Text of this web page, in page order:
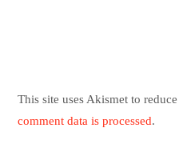
This site uses Akismet to
comment data is processed.